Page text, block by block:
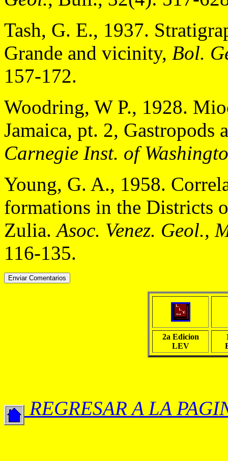
Tash, G. E., 1937.
Grande and vicinity, Bol.
157-172.
Woodring, W P., 1928.
Jamaica, pt. 2, Gastropods
Carnegie Inst. of
Young, G. A., 1958.
formations in the Districts
Zulia.Asoc. Venez. Geol.,
116-135.
2a Edicion
LEV
REGRESAR A LA